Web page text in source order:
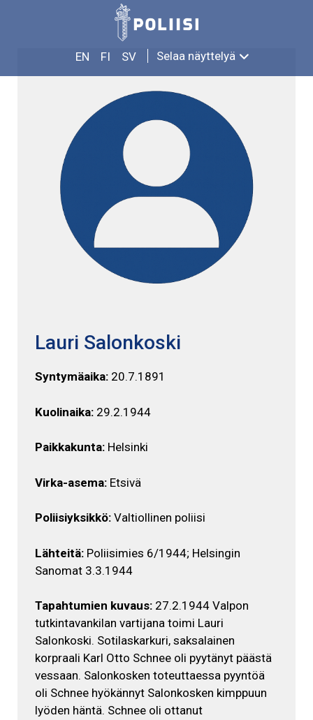
EN FI SV Selaa näyttelyä
LAURI SALONKOSKI
Lauri Salonkoski
Syntymäaika: 20.7.1891
Kuolinaika: 29.2.1944
Paikkakunta: Helsinki
Virka-asema: Etsivä
Poliisiyksikkö: Valtiollinen poliisi
Lähteitä: Poliisimies 6/1944; Helsingin
Sanomat 3.3.1944
Tapahtumien kuvaus: 27.2.1944 Valpon
tutkintavankilan vartijana toimi Lauri
Salonkoski. Sotilaskarkuri, saksalainen
korpraali Karl Otto Schnee oli pyytänyt päästä
vessaan. Salonkosken toteuttaessa pyyntöä
oli Schnee hyökännyt Salonkosken kimppuun
lyöden häntä. Schnee oli ottanut